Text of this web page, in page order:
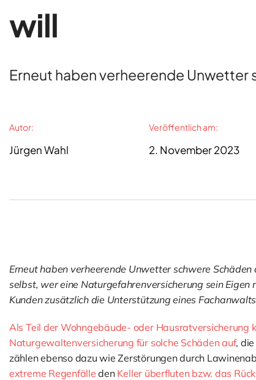
will
Erneut haben verheerende Unwetter
Autor:
Jürgen Wahl
Veröffentlich am:
2. November 2023
Erneut haben verheerende Unwetter schwere
selbst, wer eine Naturgefahrenversicherung sein
Kunden zusätzlich die Unterstützung eines
Als Teil der Wohngebäude- oder Hausratversicherung
Naturgewaltenversicherung für solche Schäden auf,
zählen ebenso dazu wie Zerstörungen durch
extreme Regenfälle den Keller überfluten bzw. das